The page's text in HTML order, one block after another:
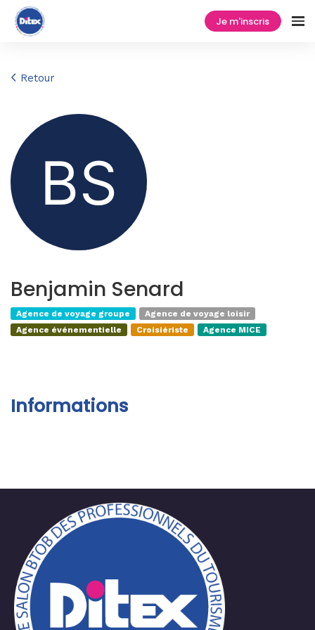
Je m'inscris
Retour
Benjamin Senard
Agence de voyage groupe
Agence de voyage loisir
Agence événementielle
Croisiériste Agence MICE
Informations